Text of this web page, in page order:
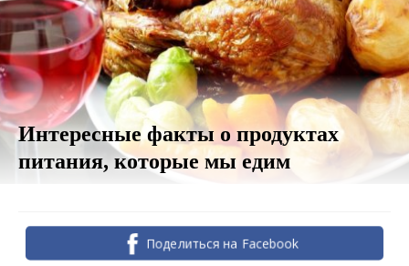
Интересные факты о продуктах
питания, которые мы едим
Поделиться на Facebook